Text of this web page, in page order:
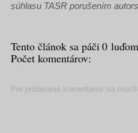
súhlasu TASR porušením
Tento článok sa páči0
Počet komentárov:
Pre pridavanie komentárov sa